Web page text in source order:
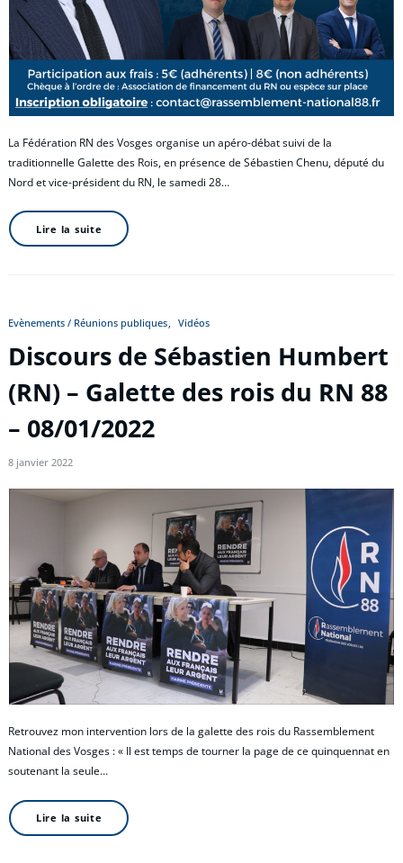
La Fédération RN des Vosges organise un apéro-débat suivi de la
traditionnelle Galette des Rois, en présence de Sébastien Chenu, député du
Nord et vice-président du RN, le samedi 28…
Lire la suite
Evènements / Réunions publiques Vidéos
Discours de Sébastien Humbert
(RN) – Galette des rois du RN 88
– 08/01/2022
8 janvier 2022
Retrouvez mon intervention lors de la galette des rois du Rassemblement
National des Vosges : « Il est temps de tourner la page de ce quinquennat en
soutenant la seule…
Lire la suite